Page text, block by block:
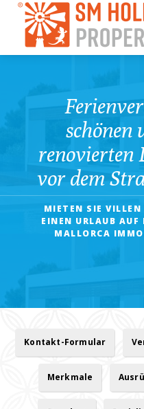
schönen
renovierten
vor dem
MIETEN SIE
EINEN URLAUB
MALLORCA
Kontakt-Formular
Merkmale